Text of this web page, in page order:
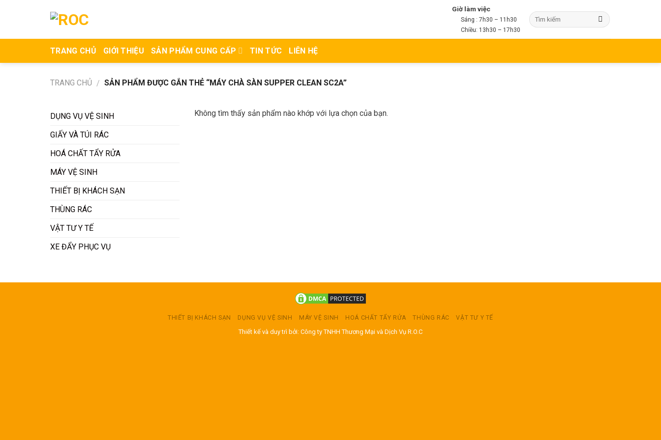
Giờ làm việc
Sáng : 7h30 – 11h30
Chiều: 13h30 – 17h30
TRANG CHỦ GIỚI THIỆU SẢN PHẨM CUNG CẤP TIN TỨC LIÊN HỆ
TRANG CHỦ / SẢN PHẨM ĐƯỢC GẮN THẺ “MÁY CHÀ SÀN SUPPER CLEAN SC2A”
DỤNG VỤ VỆ SINH
GIẤY VÀ TÚI RÁC
HOÁ CHẤT TẨY RỬA
MÁY VỆ SINH
THIẾT BỊ KHÁCH SẠN
THÙNG RÁC
VẬT TƯ Y TẾ
XE ĐẨY PHỤC VỤ
Không tìm thấy sản phẩm nào khớp với lựa chọn của bạn.
THIẾT BỊ KHÁCH SẠN DỤNG VỤ VỆ SINH MÁY VỆ SINH HOÁ CHẤT TẨY RỬA THÙNG RÁC VẬT TƯ Y TẾ
Thiết kế và duy trì bởi: Công ty TNHH Thương Mại và Dịch Vụ R.O.C